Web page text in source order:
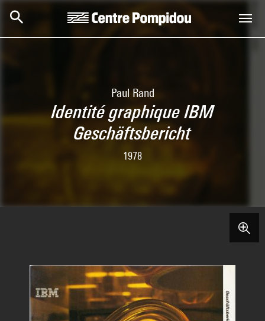
Paul Rand
Identité graphique IBM
Geschäftsbericht
1978